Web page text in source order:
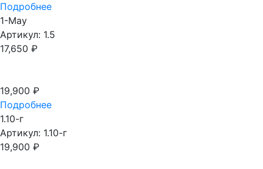
Подробнее
1-May
Артикул: 1.5
17,650 ₽
19,900 ₽
Подробнее
1.10-г
Артикул: 1.10-г
19,900 ₽